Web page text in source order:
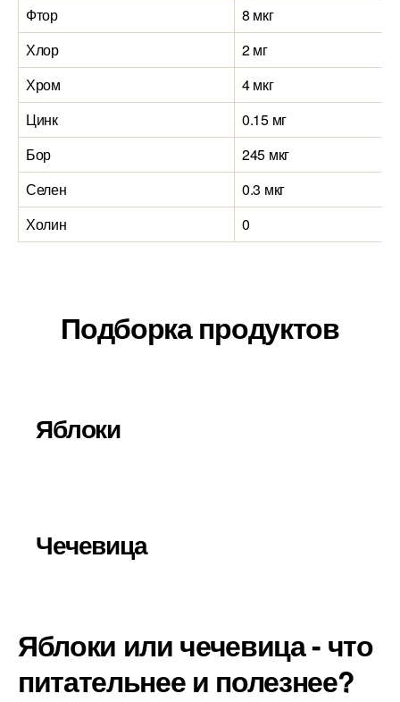
Фтор
8 мкг
Хлор
2 мг
Хром
4 мкг
Цинк
0.15 мг
Бор
245 мкг
Селен
0.3 мкг
Холин
0
Подборка продуктов
Яблоки
Чечевица
Яблоки или чечевица - что
питательнее и полезнее?